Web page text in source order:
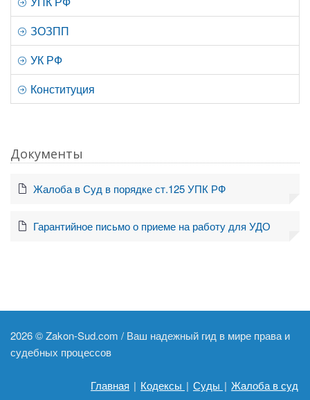
ЗОЗПП
УК РФ
Конституция
Документы
Жалоба в Суд в порядке ст.125 УПК РФ
Гарантийное письмо о приеме на работу для УДО
2026 ©Zakon-Sud.com / Ваш надежный гид в мире права и
судебных процессов
Главная | Кодексы | Суды | Жалоба в суд